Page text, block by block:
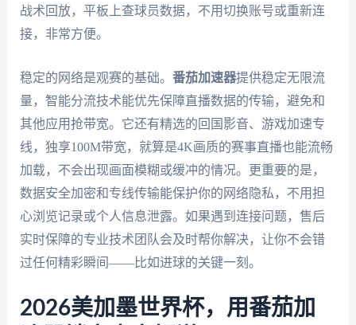
战术回放，平板上查球员数据，不用切换账号或重新连
接，非常方便。
稳定的网络是观赛的基础。 番茄加速器提供稳定无限流
量，智能分流技术能优先保障直播数据的传输，避免和
其他应用抢带宽。它还有精选的回国影音、游戏加速专
线，独享100M带宽，就算是4K画质的赛事直播也能流畅
加载，不会出现画面模糊或缓冲的情况。更重要的是，
数据安全加密和专线传输能保护你的网络隐私，不用担
心浏览记录或个人信息泄露。如果遇到连接问题，售后
实时保障的专业技术团队会及时帮你解决，让你不会错
过任何精彩瞬间——比如进球的关键一刻。
2026美加墨世界杯，用番茄加